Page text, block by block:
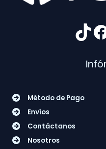
Método de Pago
Envíos
Contáctanos
Nosotros